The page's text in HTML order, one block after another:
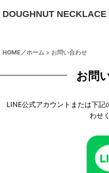
DOUGHNUT NECKLACE
HOME／ホーム > お問い合わせ
お問
LINE公式アカウントまたは下
わせ